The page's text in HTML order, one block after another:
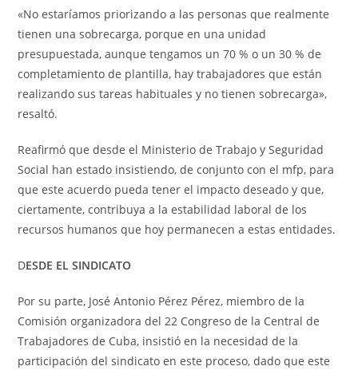
«No estaríamos priorizando a las personas que realmente
tienen una sobrecarga, porque en una unidad
presupuestada, aunque tengamos un 70 % o un 30 % de
completamiento de plantilla, hay trabajadores que están
realizando sus tareas habituales y no tienen sobrecarga»,
resaltó.
Reafirmó que desde el Ministerio de Trabajo y Seguridad
Social han estado insistiendo, de conjunto con el mfp, para
que este acuerdo pueda tener el impacto deseado y que,
ciertamente, contribuya a la estabilidad laboral de los
recursos humanos que hoy permanecen a estas entidades.
DESDE EL SINDICATO
Por su parte, José Antonio Pérez Pérez, miembro de la
Comisión organizadora del 22 Congreso de la Central de
Trabajadores de Cuba, insistió en la necesidad de la
participación del sindicato en este proceso, dado que este